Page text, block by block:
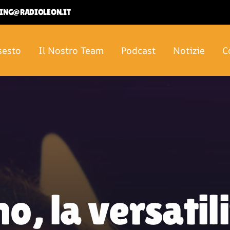
Il Nostro Team Podcast Notizie
la